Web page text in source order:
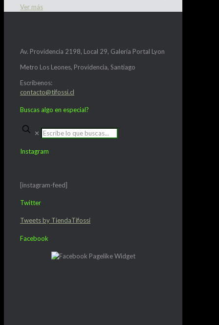
Ver más
Av. Providencia 2198, Local 29, Galería Portal Lyon
Metro Los Leones, Providencia, Santiago
Escríbenos:
contacto@tifossi.cl
Buscas algo en especial?
✕
Instagram
[instagram-feed]
Twitter
Tweets by TiendaTifossi
Facebook